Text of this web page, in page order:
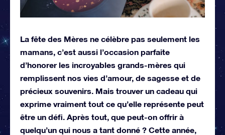
La fête des Mères ne célèbre pas seulement les
mamans, c’est aussi l’occasion parfaite
d’honorer les incroyables grands-mères qui
remplissent nos vies d’amour, de sagesse et de
précieux souvenirs. Mais trouver un cadeau qui
exprime vraiment tout ce qu’elle représente peut
être un défi. Après tout, que peut-on offrir à
quelqu’un qui nous a tant donné ? Cette année,